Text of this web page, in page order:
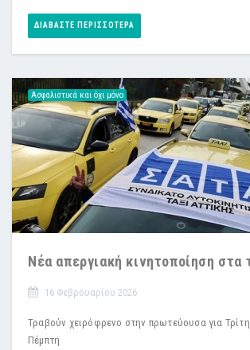
ΔΙΑΒΆΣΤΕ ΠΕΡΙΣΣΌΤΕΡΑ
Ασφαλιστικά και όχι μόνο
Νέα απεργιακή κινητοποίηση στα
16 Φεβρουαρίου 2026
Τραβούν χειρόφρενο στην πρωτεύουσα για
Πέμπτη